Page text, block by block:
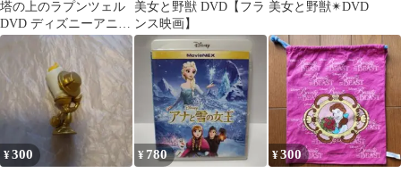
塔の上のラプンツェル
DVD ディズニーアニメ
スタジオジブリ
DISNEYランドシー
美女と野獣 DVD【フラ
ンス映画】
美女と野獣✴︎DVD
¥300 ¥ 780 ¥300